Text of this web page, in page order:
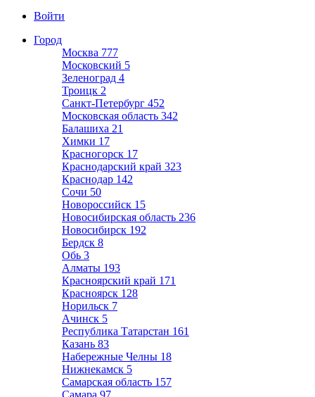
Войти
Город
Москва 777
Московский 5
Зеленоград 4
Троицк 2
Санкт-Петербург 452
Московская область 342
Балашиха 21
Химки 17
Красногорск 17
Краснодарский край 323
Краснодар 142
Сочи 50
Новороссийск 15
Новосибирская область 236
Новосибирск 192
Бердск 8
Обь 3
Алматы 193
Красноярский край 171
Красноярск 128
Норильск 7
Ачинск 5
Республика Татарстан 161
Казань 83
Набережные Челны 18
Нижнекамск 5
Самарская область 157
Самара 97